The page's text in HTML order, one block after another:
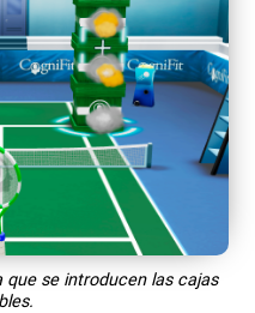
se introducen las cajas